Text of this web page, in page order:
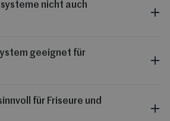
nicht auch
geeignet für
für Friseure und